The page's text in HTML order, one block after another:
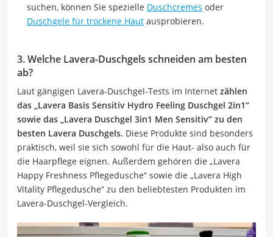
suchen, können Sie spezielle Duschcremes oder
Duschgele für trockene Haut ausprobieren.
3. Welche Lavera-Duschgels schneiden am besten
ab?
Laut gängigen Lavera-Duschgel-Tests im Internet zählen
das „Lavera Basis Sensitiv Hydro Feeling Duschgel 2in1“
sowie das „Lavera Duschgel 3in1 Men Sensitiv“ zu den
besten Lavera Duschgels. Diese Produkte sind besonders
praktisch, weil sie sich sowohl für die Haut- also auch für
die Haarpflege eignen. Außerdem gehören die „Lavera
Happy Freshness Pflegedusche“ sowie die „Lavera High
Vitality Pflegedusche“ zu den beliebtesten Produkten im
Lavera-Duschgel-Vergleich.